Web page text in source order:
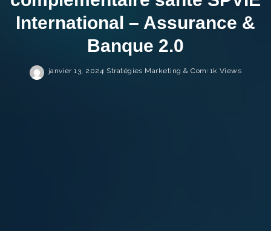
International – Assurance &
Banque 2.0
janvier 13, 2024 Stratégies Marketing & Com 1k Views